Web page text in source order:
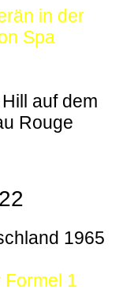
in der
Spa
auf dem
Rouge
1965
1